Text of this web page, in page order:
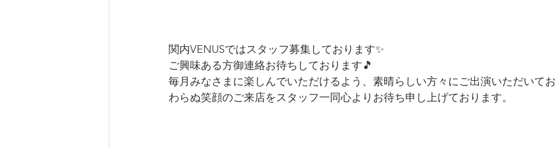
関内VENUSではスタッフ募集しております✨
ご興味ある方御連絡お待ちしております🎵
毎月みなさまに楽しんでいただけるよう、素晴らしい方々にご出演いただいて
わらぬ笑顔のご来店をスタッフ一同心よりお待ち申し上げております。